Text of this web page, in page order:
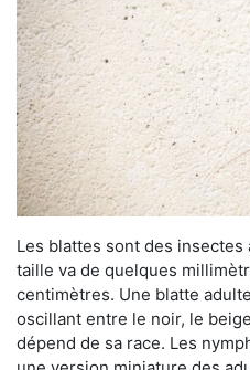
Les blattes sont des
taille va de quelques
centimètres. Une blatte
oscillant entre le noir, le
dépend de sa race. Les